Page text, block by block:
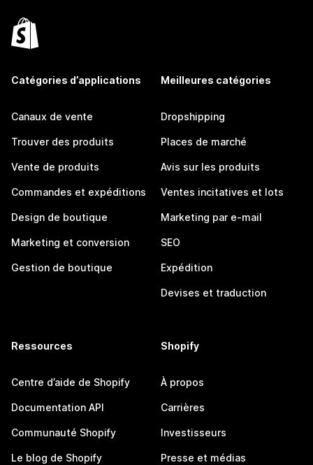
Catégories d’applications
Canaux de vente
Trouver des produits
Vente de produits
Commandes et expéditions
Design de boutique
Marketing et conversion
Gestion de boutique
Meilleures catégories
Dropshipping
Places de marché
Avis sur les produits
Ventes incitatives et lots
Marketing par e-mail
SEO
Expédition
Devises et traduction
Ressources
Centre d’aide de Shopify
Documentation API
Communauté Shopify
Le blog de Shopify
Shopify
À propos
Carrières
Investisseurs
Presse et médias